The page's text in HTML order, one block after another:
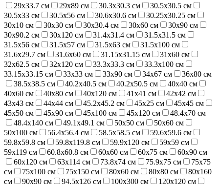
29х33.7 см 29х89 см 30.3х30.3 см
30.5х30.5 см
30.5х33 см
30.5х56 см 30.6х30.6 см
30.25х30.25 см
30х10 см
30х30 см 30х30.4 см 30х60 см
30х90 см
30х90.2 см
30х120 см 31.4х31.4 см
31.5х31.5 см
31.5х56 см
31.5х57 см 31.5х63 см
31.5х100 см
31.6х29.7 см
31.6х60 см 31.15х31.15 см
31х60 см
32х62.5 см
32х120 см 33.3х33.3 см
33.3х100 см
33.15х33.15 см
33х33 см 33х90 см 34х67 см
36х80 см
38.5х38.5 см
40.2х40.5 см 40.2х50.5 см
40х40 см
40х60 см
40х80 см 40х120 см 41х41 см
42х42 см
43х43 см
44х44 см 45.2х45.2 см 45х25 см
45х45 см
45х50 см
45х90 см 45х100 см 45х120 см
48.4х70 см
48.4х140 см
49.1х49.1 см 50х50 см
50х60 см
50х100 см
56.4х56.4 см 58.5х58.5 см
59.6х59.6 см
59.8х59.8 см
59.8х119.8 см 59.9х120 см
59х59 см
59х119 см
60.8х60.8 см 60х60 см 60х75 см
60х90 см
60х120 см
63х114 см 73.8х74 см 75.9х75 см
75х75
см
75х100 см 75х150 см 80х60 см 80х80 см
80х160
см
90х90 см 94.5х126 см 100х300 см
120х120 см